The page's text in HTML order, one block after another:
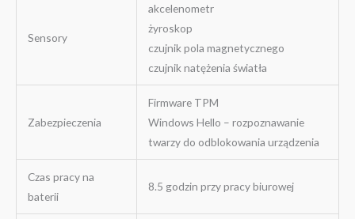
Sensory
akcelenometr
żyroskop
czujnik pola magnetycznego
czujnik natężenia światła
Zabezpieczenia
Firmware TPM
Windows Hello – rozpoznawanie
twarzy do odblokowania urządzenia
Czas pracy na
baterii
8.5 godzin przy pracy biurowej